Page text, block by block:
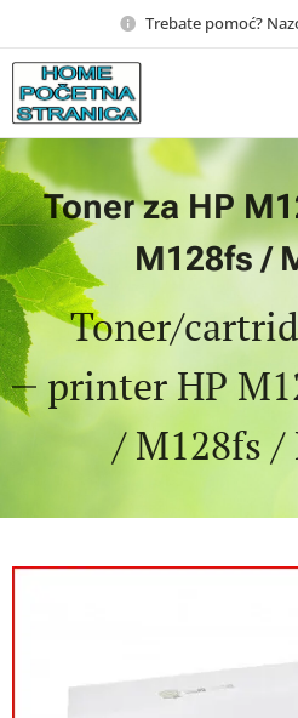
Trebate pomoć?
Toner za HP
M128fs /
Toner/
printer HP
/ M128fs /